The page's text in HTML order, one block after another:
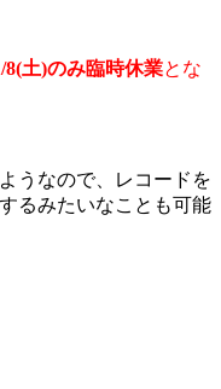
8(土)のみ臨時休業とな
うなので、レコードを
るみたいなことも可能